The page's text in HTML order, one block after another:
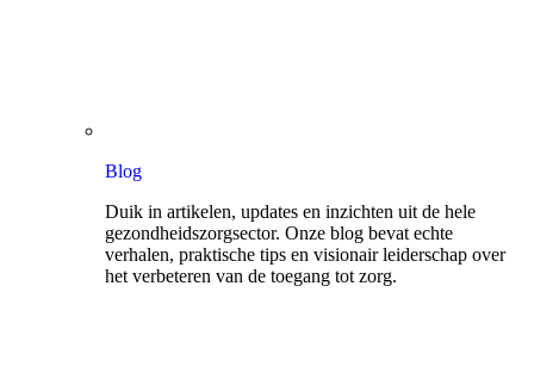
Blog
Duik in artikelen, updates en inzichten uit de hele
gezondheidszorgsector. Onze blog bevat echte
verhalen, praktische tips en visionair leiderschap over
het verbeteren van de toegang tot zorg.